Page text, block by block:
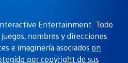
Entertainment. Todo
nombres y direcciones
e imaginería asociados on
por copyright de sus